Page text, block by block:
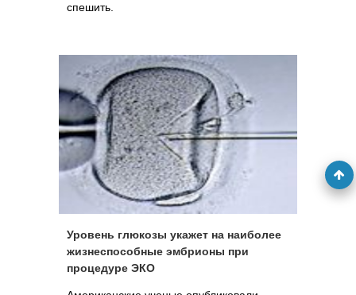
спешить.
Уровень глюкозы укажет на наиболее
жизнеспособные эмбрионы при
процедуре ЭКО